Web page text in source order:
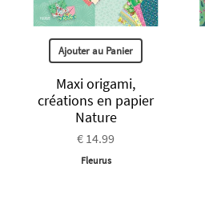
Ajouter au Panier
Maxi origami,
créations en papier
Nature
€ 14.99
Fleurus